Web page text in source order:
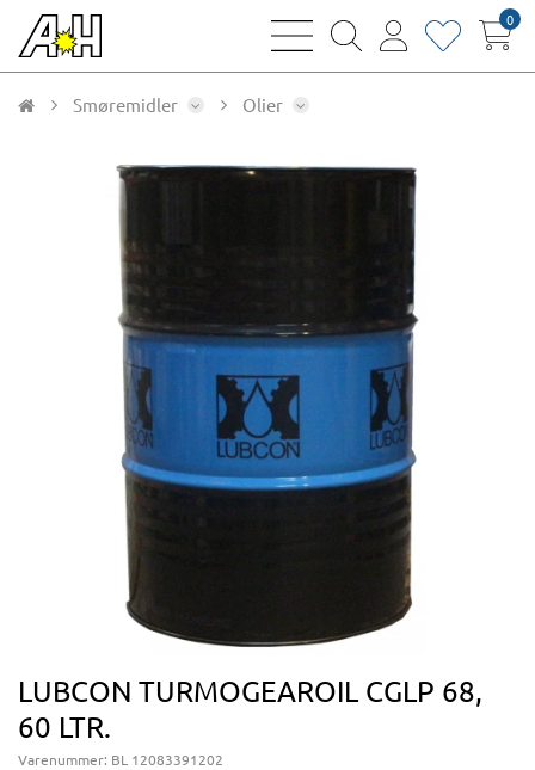
bars
magnifying
user
heart0
Smøremidler Olier
LUBCON TURMOGEAROIL CGLP 68,
60 LTR.
Varenummer: BL 12083391202